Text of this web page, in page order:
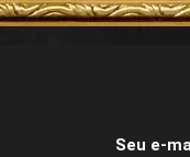
Seu e-